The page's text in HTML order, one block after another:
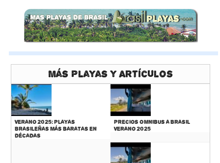
Más Playas y Artículos
Verano 2025: Playas
Brasileñas más baratas en
décadas
Precios Omnibus a Brasil
Verano 2025